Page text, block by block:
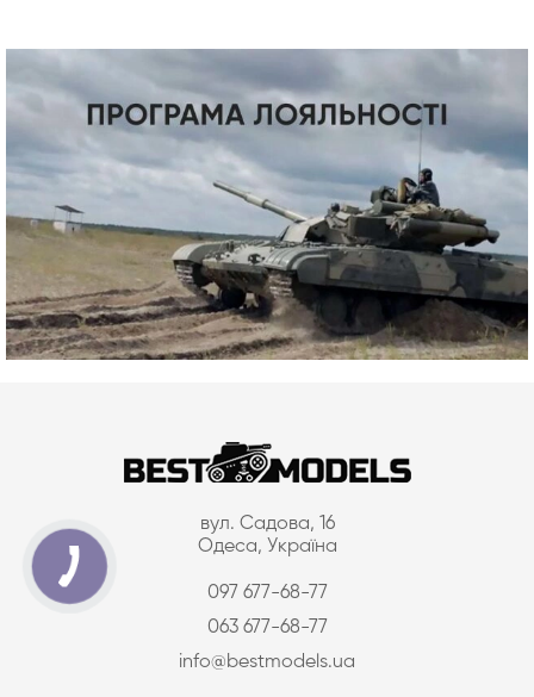
вул. Садова, 16
Одеса, Україна
097 677-68-77
063 677-68-77
info@bestmodels.ua